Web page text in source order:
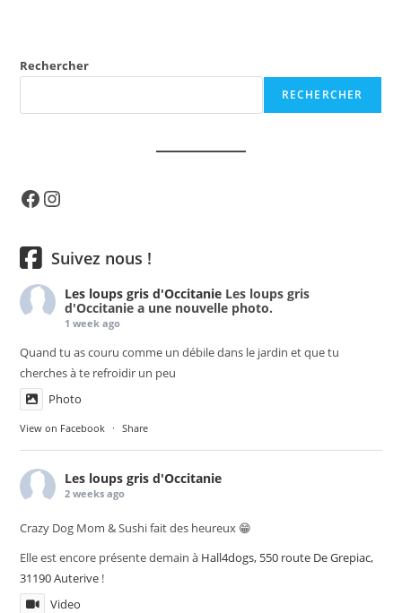
Rechercher
RECHERCHER
FacebookInstagram
Suivez nous !
Les loups gris d'Occitanie Les loups gris
d'Occitanie a une nouvelle photo.
1 week ago
Quand tu as couru comme un débile dans le jardin et que tu
cherches à te refroidir un peu
Photo
View on Facebook · Share
Les loups gris d'Occitanie
2 weeks ago
Crazy Dog Mom & Sushi fait des heureux 😁
Elle est encore présente demain à Hall4dogs, 550 route De Grepiac,
31190 Auterive !
Video